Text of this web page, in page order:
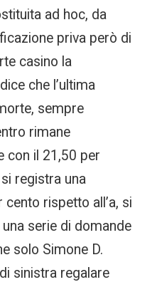
ad hoc, da
priva però di
casino la
che l’ultima
sempre
rimane
con il 21,50 per
registra una
rispetto all’a, si
serie di domande
solo Simone D.
sinistra regalare